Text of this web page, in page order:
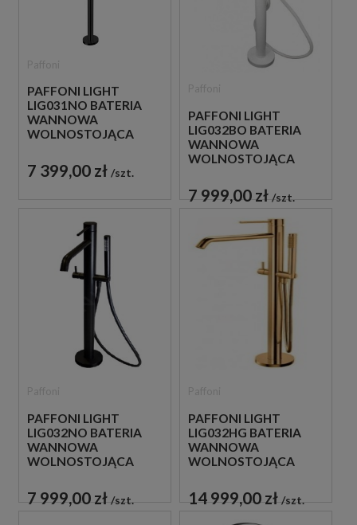
PAFFONI LIGHT
LIG031NO BATERIA
WANNOWA
WOLNOSTOJĄCA
7 399,00 zł szt.
PAFFONI LIGHT
LIG032BO BATERIA
WANNOWA
WOLNOSTOJĄCA
7 999,00 zł szt.
PAFFONI LIGHT
LIG032NO BATERIA
WANNOWA
WOLNOSTOJĄCA
7 999,00 zł szt.
PAFFONI LIGHT
LIG032HG BATERIA
WANNOWA
WOLNOSTOJĄCA
14 999,00 zł szt.